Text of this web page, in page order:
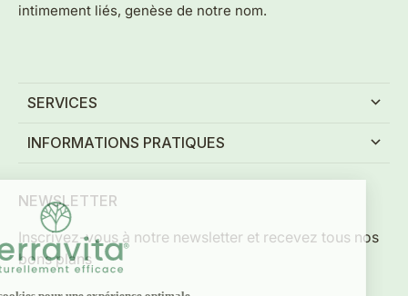
intimement liés, genèse de notre nom.
SERVICES
INFORMATIONS PRATIQUES
NEWSLETTER
Inscrivez-vous à notre newsletter et recevez tous nos
bons plans